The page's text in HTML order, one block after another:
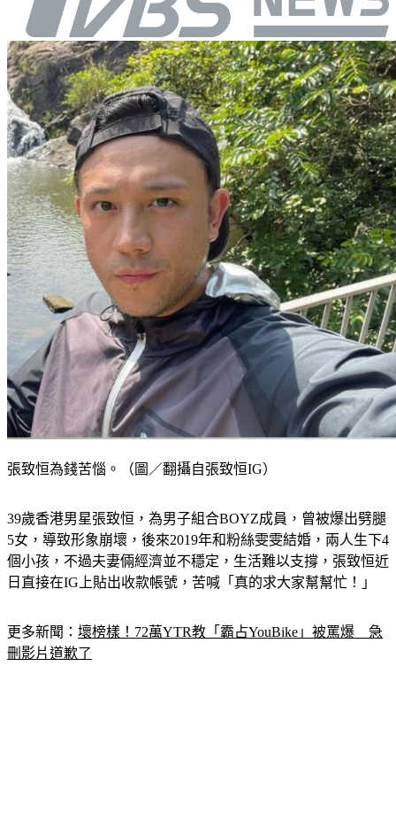
張致恒為錢苦惱。（圖／翻攝自張致恒IG）
39歲香港男星張致恒，為男子組合BOYZ成員，曾被爆出劈腿
5女，導致形象崩壞，後來2019年和粉絲雯雯結婚，兩人生下4
個小孩，不過夫妻倆經濟並不穩定，生活難以支撐，張致恒近
日直接在IG上貼出收款帳號，苦喊「真的求大家幫幫忙！」
更多新聞： 壞榜樣！72萬YTR教「霸占YouBike」被罵爆　急
刪影片道歉了